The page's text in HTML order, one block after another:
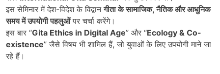
इस सेमिनार में देश-विदेश के विद्वानगीता के सामाजिक,नैतिक और आधुनिक
समय में उपयोगी पहलुओंपर चर्चा करेंगे।
इस बार “Gita Ethics in Digital Age” और “Ecology & Co-
existence” जैसे विषय भी शामिल हैं, जो युवाओं के लिए उपयोगी माने जा
रहे हैं।